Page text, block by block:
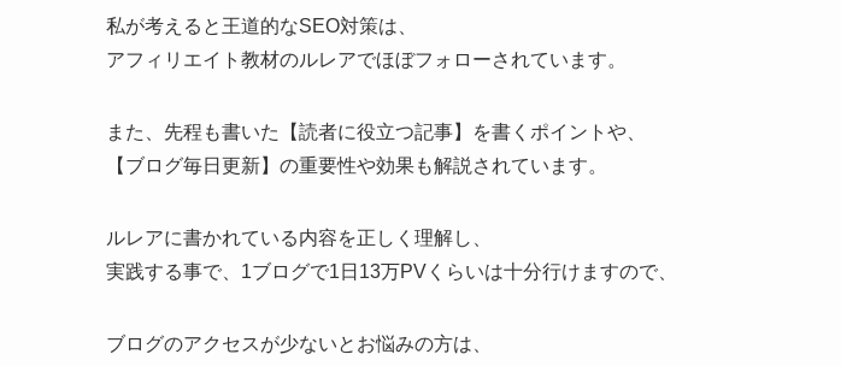
私が考えると王道的なSEO対策は、
アフィリエイト教材のルレアでほぼフォローされています。
また、先程も書いた【読者に役立つ記事】を書くポイントや、
【ブログ毎日更新】の重要性や効果も解説されています。
ルレアに書かれている内容を正しく理解し、
実践する事で、1ブログで1日13万PVくらいは十分行けますので、
ブログのアクセスが少ないとお悩みの方は、